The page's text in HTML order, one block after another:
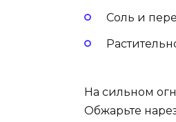
Соль и
На сильном
Обжарьте